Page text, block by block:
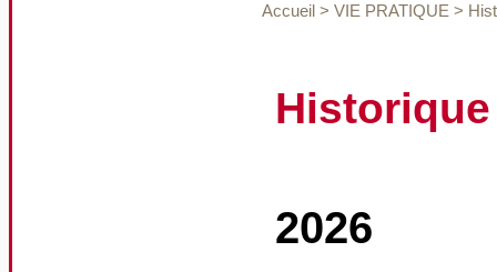
Accueil > VIE PRATIQUE >
2026